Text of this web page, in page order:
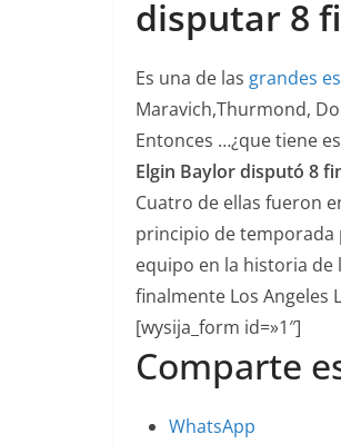
disputar 8
Es una de las grandes
Maravich,Thurmond,
Entonces …¿que tiene
Elgin Baylor disputó 8
Cuatro de ellas fueron
principio de temporada
equipo en la historia de
finalmente Los Angeles
[wysija_form id=»1″]
Comparte
WhatsApp